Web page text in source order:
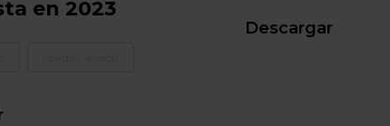
en 2023
Descargar